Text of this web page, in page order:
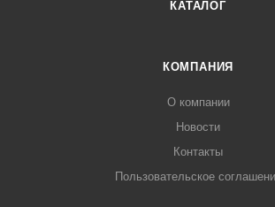
КАТАЛОГ
КОМПАНИЯ
О компании
Новости
Контакты
Пользовательское